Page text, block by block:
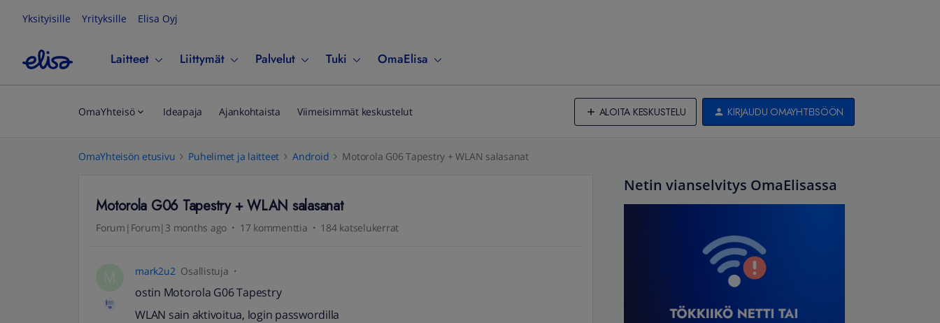
Yksityisille Yrityksille Elisa Oyj
Laitteet Liittymät Palvelut Tuki OmaElisa
OmaYhteisö Ideapaja Ajankohtaista Viimeisimmät keskustelut ALOITA KESKUSTELU KIRJAUDU OMAYHTEISÖÖN
OmaYhteisön etusivu Puhelimet ja laitteet Android Motorola G06 Tapestry + WLAN salasanat
Motorola G06 Tapestry + WLAN salasanat
Forum|Forum|3 months ago 17 kommenttia 184 katselukerrat
mark2u2 Osallistuja
ostin Motorola G06 Tapestry
WLAN sain aktivoitua, login passwordilla
Netin vianselvitys OmaElisassa